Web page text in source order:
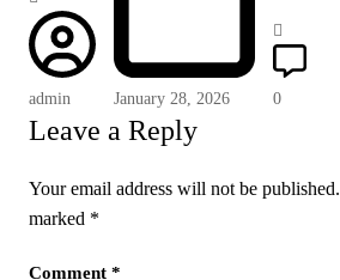
admin January 28, 2026 0
Leave a Reply
Your email address will not be published.
marked *
Comment *